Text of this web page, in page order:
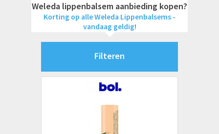
Weleda lippenbalsem aanbieding kopen?
Korting op alle Weleda Lippenbalsems -
vandaag geldig!
Filteren